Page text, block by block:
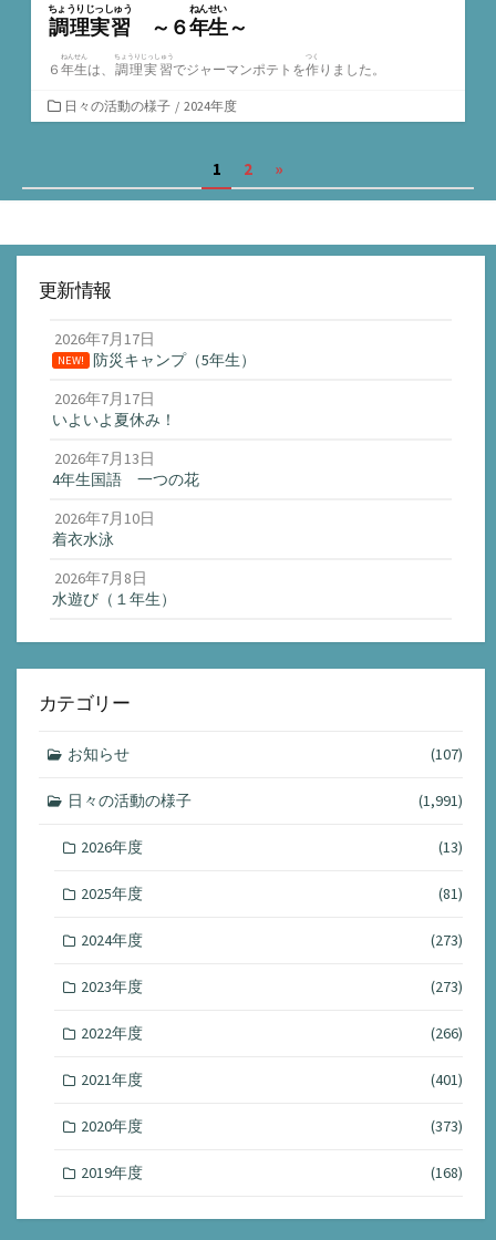
調理実習
ちょうりじっしゅう
～６年生
ねんせい
～
６ 年生
ねんせん
は、 調理実習
ちょうりじっしゅう
でジャーマンポテトを作
つく
りました。
カ
テ
ー
日々の活動の様子 / 2024年度
稿
ー
1 2 »
更新情報
2026年7月17日
NEW!
防災キャンプ（5年生）
2026年7月17日
いよいよ夏休み！
2026年7月13日
4年生国語 一つの花
2026年7月10日
着衣水泳
2026年7月8日
水遊び（１年生）
カテゴリー
お知らせ (107)
日々の活動の様子 (1,991)
2026年度 (13)
2025年度 (81)
2024年度 (273)
2023年度 (273)
2022年度 (266)
2021年度 (401)
2020年度 (373)
2019年度 (168)